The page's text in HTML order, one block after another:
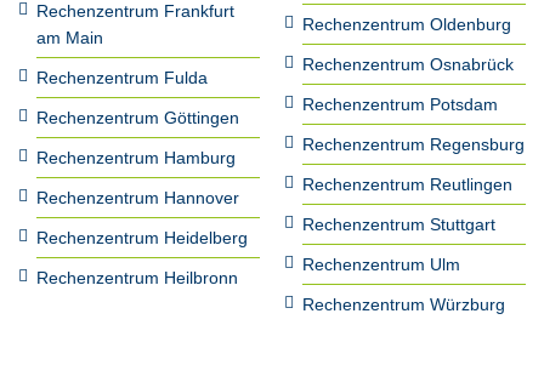
Rechenzentrum Frankfurt
am Main
Rechenzentrum Fulda
Rechenzentrum Göttingen
Rechenzentrum Hamburg
Rechenzentrum Hannover
Rechenzentrum Heidelberg
Rechenzentrum Heilbronn
Rechenzentrum Oldenburg
Rechenzentrum Osnabrück
Rechenzentrum Potsdam
Rechenzentrum Regensburg
Rechenzentrum Reutlingen
Rechenzentrum Stuttgart
Rechenzentrum Ulm
Rechenzentrum Würzburg